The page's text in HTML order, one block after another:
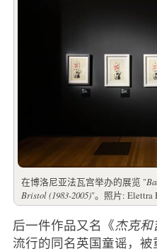
在博洛尼亚法瓦宫举办的展览 "
Bristol (1983-2005)"。照片: Elettra
后一件作品又名《杰克和
流行的同名英国童谣，